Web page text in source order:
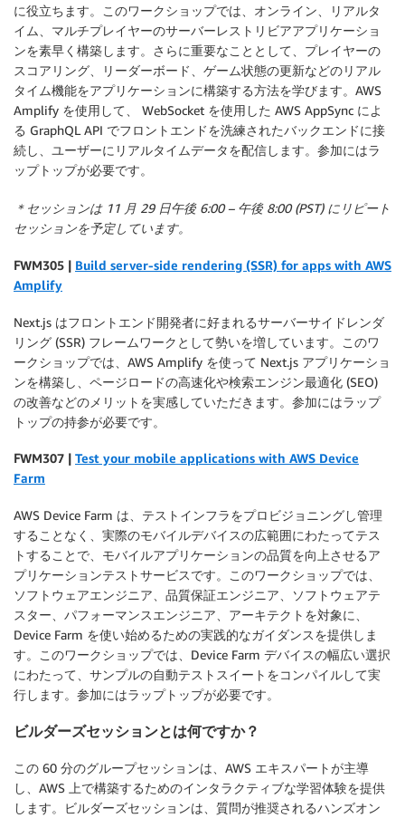
に役立ちます。このワークショップでは、オンライン、リアルタ
イム、マルチプレイヤーのサーバーレストリビアアプリケーショ
ンを素早く構築します。さらに重要なこととして、プレイヤーの
スコアリング、リーダーボード、ゲーム状態の更新などのリアル
タイム機能をアプリケーションに構築する方法を学びます。AWS
Amplify を使用して、 WebSocket を使用した AWS AppSync によ
る GraphQL API でフロントエンドを洗練されたバックエンドに接
続し、ユーザーにリアルタイムデータを配信します。参加にはラ
ップトップが必要です。
＊セッションは 11 月 29 日午後 6:00 – 午後 8:00 (PST) にリピート
セッションを予定しています。
FWM305 | Build server-side rendering (SSR) for apps with AWS
Amplify
Next.js はフロントエンド開発者に好まれるサーバーサイドレンダ
リング (SSR) フレームワークとして勢いを増しています。このワ
ークショップでは、AWS Amplify を使って Next.js アプリケーショ
ンを構築し、ページロードの高速化や検索エンジン最適化 (SEO)
の改善などのメリットを実感していただきます。参加にはラップ
トップの持参が必要です。
FWM307 | Test your mobile applications with AWS Device
Farm
AWS Device Farm は、テストインフラをプロビジョニングし管理
することなく、実際のモバイルデバイスの広範囲にわたってテス
トすることで、モバイルアプリケーションの品質を向上させるア
プリケーションテストサービスです。このワークショップでは、
ソフトウェアエンジニア、品質保証エンジニア、ソフトウェアテ
スター、パフォーマンスエンジニア、アーキテクトを対象に、
Device Farm を使い始めるための実践的なガイダンスを提供しま
す。このワークショップでは、Device Farm デバイスの幅広い選択
にわたって、サンプルの自動テストスイートをコンパイルして実
行します。参加にはラップトップが必要です。
ビルダーズセッションとは何ですか？
この 60 分のグループセッションは、AWS エキスパートが主導
し、AWS 上で構築するためのインタラクティブな学習体験を提供
します。ビルダーズセッションは、質問が推奨されるハンズオン